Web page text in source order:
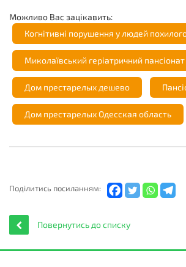
Можливо Вас зацікавить:
Когнітивні порушення у людей
Миколаївський геріатричний пансіонат
Дом престарелых дешево
Дом престарелых Одесская область
Подiлитись посиланням:
Повернутись до списку